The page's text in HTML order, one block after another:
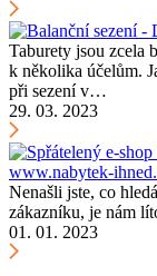
Taburety jsou zcela
k několika účelům.
při sezení v…
29. 03. 2023
www.nabytek-
Nenašli jste, co
zákazníku, je nám
01. 01. 2023